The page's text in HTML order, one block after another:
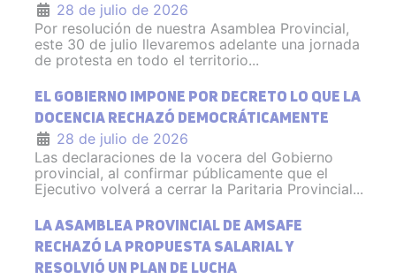
28 de julio de 2026
Por resolución de nuestra Asamblea Provincial,
este 30 de julio llevaremos adelante una jornada
de protesta en todo el territorio...
EL GOBIERNO IMPONE POR DECRETO LO QUE LA
DOCENCIA RECHAZÓ DEMOCRÁTICAMENTE
28 de julio de 2026
Las declaraciones de la vocera del Gobierno
provincial, al confirmar públicamente que el
Ejecutivo volverá a cerrar la Paritaria Provincial...
LA ASAMBLEA PROVINCIAL DE AMSAFE
RECHAZÓ LA PROPUESTA SALARIAL Y
RESOLVIÓ UN PLAN DE LUCHA